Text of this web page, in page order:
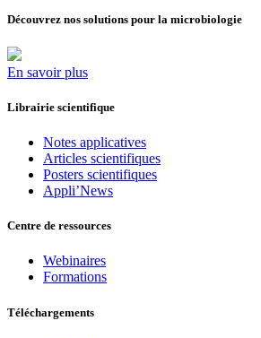
Découvrez nos solutions pour la microbiologie
En savoir plus
Librairie scientifique
Notes applicatives
Articles scientifiques
Posters scientifiques
Appli’News
Centre de ressources
Webinaires
Formations
Téléchargements